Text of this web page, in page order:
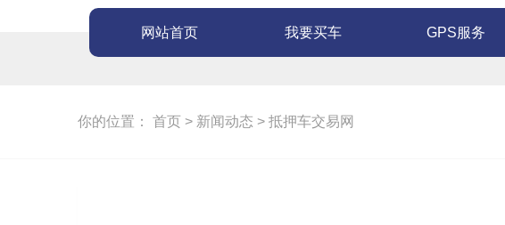
网站首页 我要买车 GPS服务
你的位置： 首页 > 新闻动态 > 抵押车交易网